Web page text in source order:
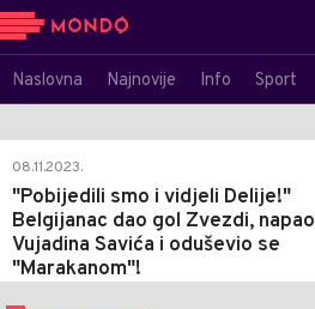
Naslovna Najnovije Info Sport
08.11.2023.
"Pobijedili smo i vidjeli Delije!"
Belgijanac dao gol Zvezdi, napao
Vujadina Savića i oduševio se
"Marakanom"!